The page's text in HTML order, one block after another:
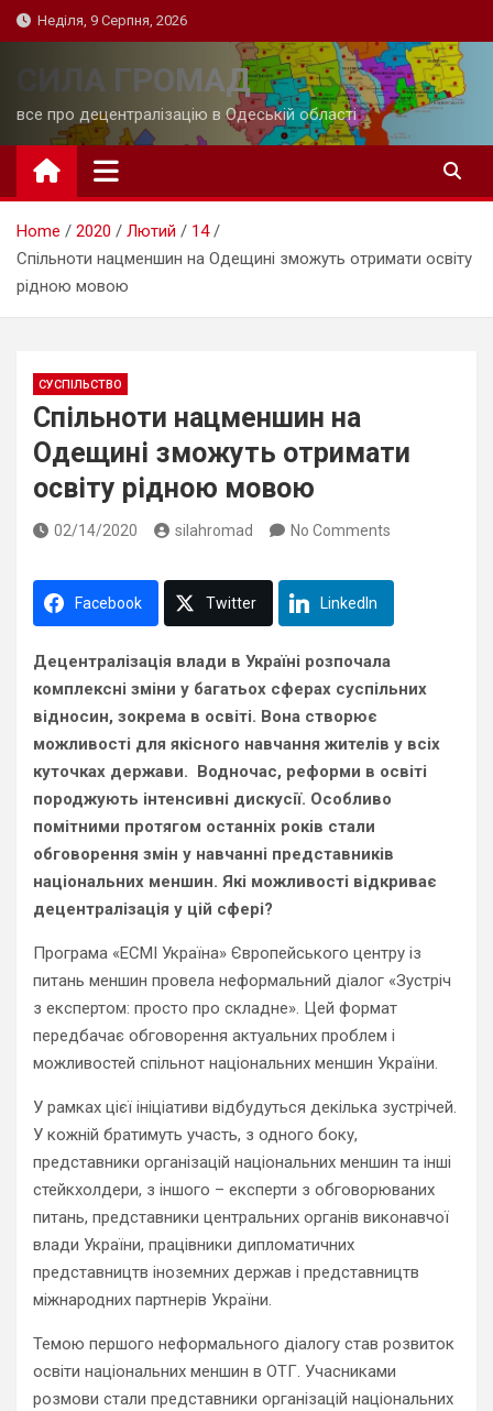
Skip
to
Неділя, 9 Серпня, 2026
СИЛА ГРОМАД
все про децентралізацію в Одеській області
Home 2020 Лютий
14
Спільноти нацменшин на Одещині зможуть отримати освіту
рідною мовою
СУСПІЛЬСТВО
Спільноти нацменшин на
Одещині зможуть отримати
освіту рідною мовою
02/14/2020 silahromad No Comments
Facebook Twitter LinkedIn
Децентралізація влади в Україні розпочала
комплексні зміни у багатьох сферах суспільних
відносин, зокрема в освіті. Вона створює
можливості для якісного навчання жителів у всіх
куточках держави. Водночас, реформи в освіті
породжують інтенсивні дискусії. Особливо
помітними протягом останніх років стали
обговорення змін у навчанні представників
національних меншин. Які можливості відкриває
децентралізація у цій сфері?
Програма «ЕСМІ Україна» Європейського центру із
питань меншин провела неформальний діалог «Зустріч
з експертом: просто про складне». Цей формат
передбачає обговорення актуальних проблем і
можливостей спільнот національних меншин України.
У рамках цієї ініціативи відбудуться декілька зустрічей.
У кожній братимуть участь, з одного боку,
представники організацій національних меншин та інші
стейкхолдери, з іншого – експерти з обговорюваних
питань, представники центральних органів виконавчої
влади України, працівники дипломатичних
представництв іноземних держав і представництв
міжнародних партнерів України.
Темою першого неформального діалогу став розвиток
освіти національних меншин в ОТГ. Учасниками
розмови стали представники організацій національних